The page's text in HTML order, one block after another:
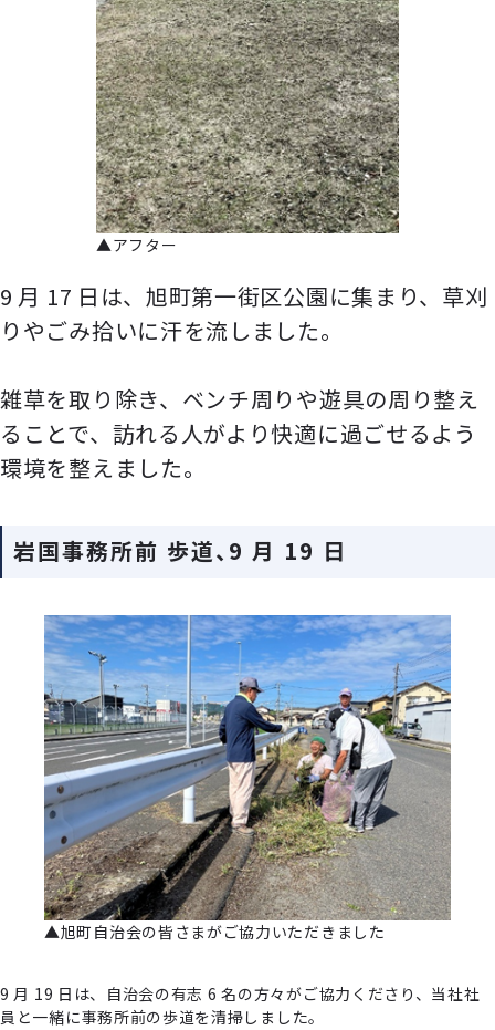
▲アフター
9 月 17 日は、旭町第一街区公園に集まり、草刈
りやごみ拾いに汗を流しました。
雑草を取り除き、ベンチ周りや遊具の周り整え
ることで、訪れる人がより快適に過ごせるよう
環境を整えました。
岩国事務所前 歩道、9 月 19 日
▲旭町自治会の皆さまがご協力いただきました
9 月 19 日は、自治会の有志 6 名の方々がご協力くださり、当社社
員と一緒に事務所前の歩道を清掃しました。